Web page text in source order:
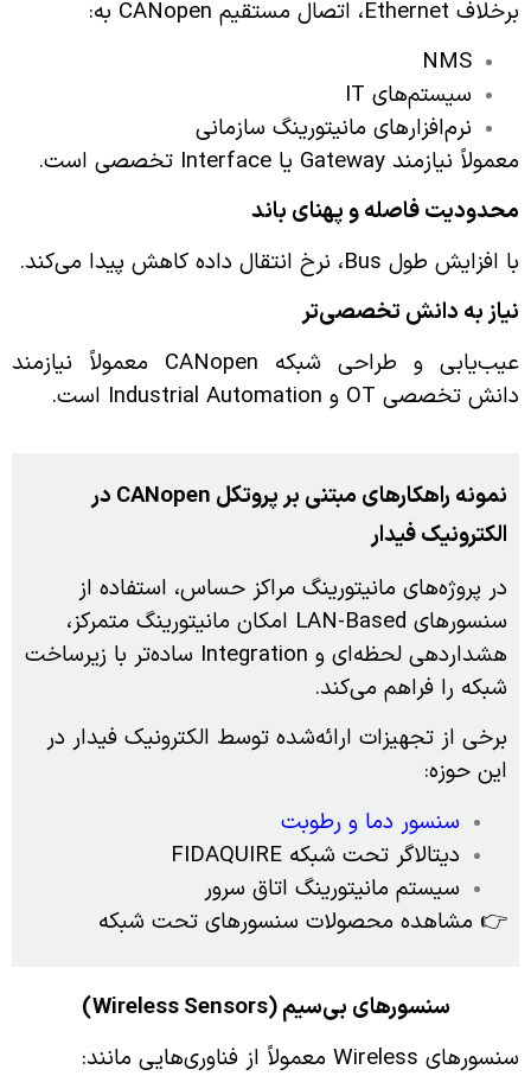
برخلاف Ethernet، اتصال مستقیم CANopen به:
NMS
سیستم‌های IT
نرم‌افزارهای مانیتورینگ سازمانی
معمولاً نیازمند Gateway یا Interface تخصصی است.
محدودیت فاصله و پهنای باند
با افزایش طول Bus، نرخ انتقال داده کاهش پیدا می‌کند.
نیاز به دانش تخصصی‌تر
عیب‌یابی و طراحی شبکه CANopen معمولاً نیازمند
دانش تخصصی OT و Industrial Automation است.
نمونه راهکارهای مبتنی بر پروتکل CANopen در
الکترونیک فیدار
در پروژه‌های مانیتورینگ مراکز حساس، استفاده از
سنسورهای LAN-Based امکان مانیتورینگ متمرکز،
هشداردهی لحظه‌ای و Integration ساده‌تر با زیرساخت
شبکه را فراهم می‌کند.
برخی از تجهیزات ارائه‌شده توسط الکترونیک فیدار در
این حوزه:
سنسور دما و رطوبت
دیتالاگر تحت شبکه FIDAQUIRE
سیستم مانیتورینگ اتاق سرور
👉 مشاهده محصولات سنسورهای تحت شبکه
سنسورهای بی‌سیم(Wireless Sensors)
سنسورهای Wireless معمولاً از فناوری‌هایی مانند: